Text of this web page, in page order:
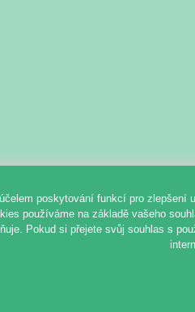
poskytování funkcí pro zlepšení
používáme na základě vašeho
Pokud si přejete svůj souhlas s